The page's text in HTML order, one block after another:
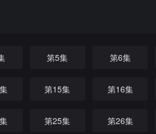
第5集 第6集
第15集 第16集
第25集 第26集